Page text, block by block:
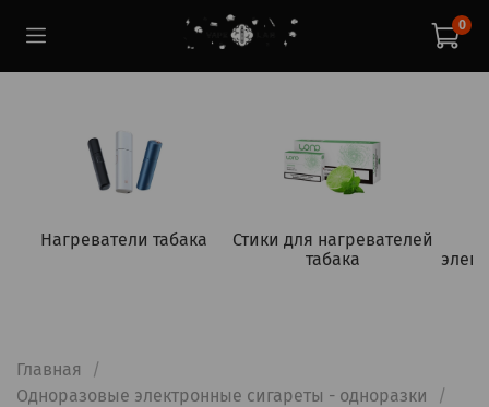
0
Нагреватели табака
Стики для нагревателей
табака
Главная
Одноразовые электронные сигареты - одноразки